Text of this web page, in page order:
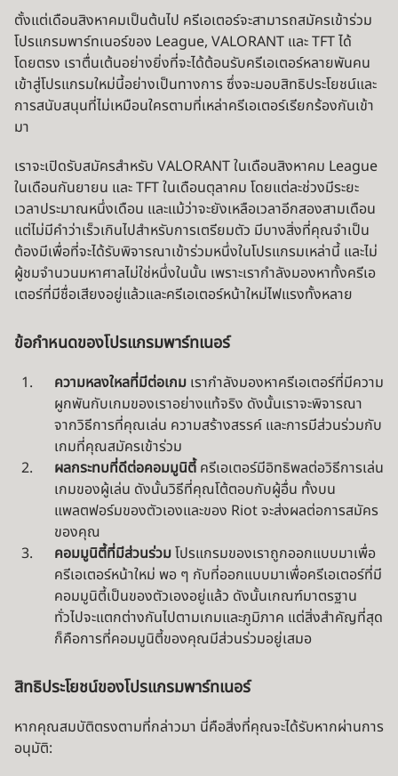
ตั้งแต่เดือนสิงหาคมเป็นต้นไป ครีเอเตอร์จะสามารถสมัครเข้าร่วม
โปรแกรมพาร์ทเนอร์ของ League, VALORANT และ TFT ได้
โดยตรง เราตื่นเต้นอย่างยิ่งที่จะได้ต้อนรับครีเอเตอร์หลายพันคน
เข้าสู่โปรแกรมใหม่นี้อย่างเป็นทางการ ซึ่งจะมอบสิทธิประโยชน์และ
การสนับสนุนที่ไม่เหมือนใครตามที่เหล่าครีเอเตอร์เรียกร้องกันเข้า
มา
เราจะเปิดรับสมัครสำหรับ VALORANT ในเดือนสิงหาคม League
ในเดือนกันยายน และ TFT ในเดือนตุลาคม โดยแต่ละช่วงมีระยะ
เวลาประมาณหนึ่งเดือน และแม้ว่าจะยังเหลือเวลาอีกสองสามเดือน
แต่ไม่มีคำว่าเร็วเกินไปสำหรับการเตรียมตัว มีบางสิ่งที่คุณจำเป็น
ต้องมีเพื่อที่จะได้รับพิจารณาเข้าร่วมหนึ่งในโปรแกรมเหล่านี้ และไม่
ผู้ชมจำนวนมหาศาลไม่ใช่หนึ่งในนั้น เพราะเรากำลังมองหาทั้งครีเอ
เตอร์ที่มีชื่อเสียงอยู่แล้วและครีเอเตอร์หน้าใหม่ไฟแรงทั้งหลาย
ข้อกำหนดของโปรแกรมพาร์ทเนอร์
ความหลงใหลที่มีต่อเกม เรากำลังมองหาครีเอเตอร์ที่มีความ
ผูกพันกับเกมของเราอย่างแท้จริง ดังนั้นเราจะพิจารณา
จากวิธีการที่คุณเล่น ความสร้างสรรค์ และการมีส่วนร่วมกับ
เกมที่คุณสมัครเข้าร่วม
ผลกระทบที่ดีต่อคอมมูนิตี้ครีเอเตอร์มีอิทธิพลต่อวิธีการเล่น
เกมของผู้เล่น ดังนั้นวิธีที่คุณโต้ตอบกับผู้อื่น ทั้งบน
แพลตฟอร์มของตัวเองและของ Riot จะส่งผลต่อการสมัคร
ของคุณ
คอมมูนิตี้ที่มีส่วนร่วมโปรแกรมของเราถูกออกแบบมาเพื่อ
ครีเอเตอร์หน้าใหม่ พอ ๆ กับที่ออกแบบมาเพื่อครีเอเตอร์ที่มี
คอมมูนิตี้เป็นของตัวเองอยู่แล้ว ดังนั้นเกณฑ์มาตรฐาน
ทั่วไปจะแตกต่างกันไปตามเกมและภูมิภาค แต่สิ่งสำคัญที่สุด
ก็คือการที่คอมมูนิตี้ของคุณมีส่วนร่วมอยู่เสมอ
สิทธิประโยชน์ของโปรแกรมพาร์ทเนอร์
หากคุณสมบัติตรงตามที่กล่าวมา นี่คือสิ่งที่คุณจะได้รับหากผ่านการ
อนุมัติ: